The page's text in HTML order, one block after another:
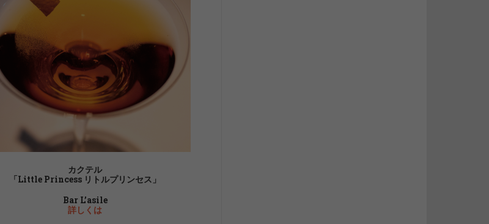
カクテル
「Little Princess リトルプリンセス」
Bar L’asile
詳しくは